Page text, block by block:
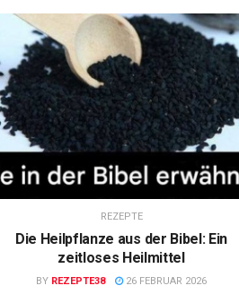
REZEPTE
Die Heilpflanze aus der Bibel: Ein
zeitloses Heilmittel
BY REZEPTE38 26 FEBRUAR 2026